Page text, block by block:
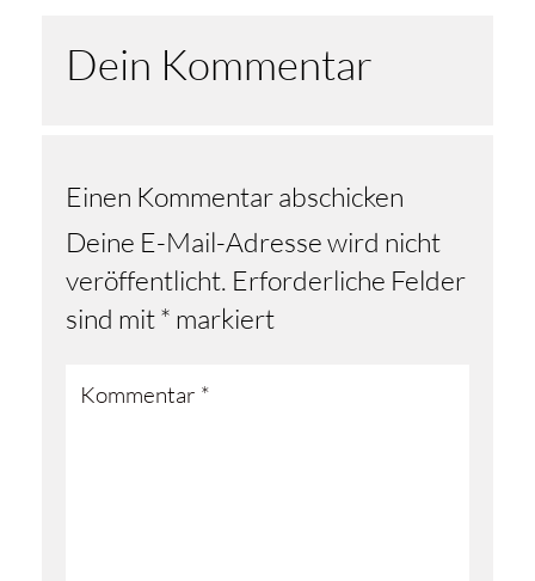
Dein Kommentar
Einen Kommentar abschicken
Deine E-Mail-Adresse wird nicht
veröffentlicht. Erforderliche Felder
sind mit* markiert